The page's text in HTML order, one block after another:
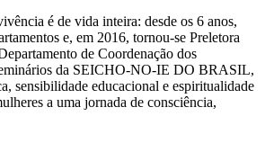
é de vida inteira: desde os 6 anos,
e, em 2016, tornou-se Preletora
de Coordenação dos
da SEICHO-NO-IE DO BRASIL,
sensibilidade educacional e espiritualidade
a uma jornada de consciência,